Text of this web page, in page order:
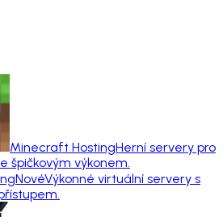
Minecraft HostingHerní servery pro
špičkovým výkonem.
NovéVýkonné virtuální servery s